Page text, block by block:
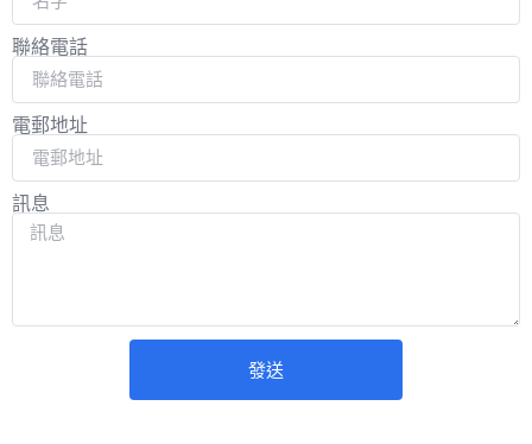
聯絡電話
電郵地址
訊息
發送